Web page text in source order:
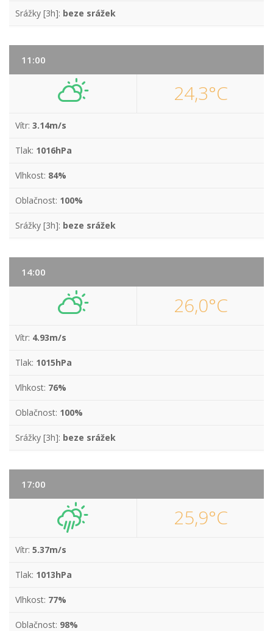
Srážky [3h]: beze srážek
11:00
24,3°C
Vítr: 3.14m/s
Tlak: 1016hPa
Vlhkost: 84%
Oblačnost: 100%
Srážky [3h]: beze srážek
14:00
26,0°C
Vítr: 4.93m/s
Tlak: 1015hPa
Vlhkost: 76%
Oblačnost: 100%
Srážky [3h]: beze srážek
17:00
25,9°C
Vítr: 5.37m/s
Tlak: 1013hPa
Vlhkost: 77%
Oblačnost: 98%